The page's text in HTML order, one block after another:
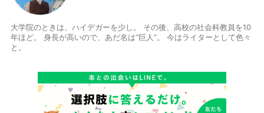
大学院のときは、ハイデガーを少し。 その後、高校の社会科教員を10
年ほど。 身長が高いので、あだ名は“巨人”。 今はライターとして色々
と。